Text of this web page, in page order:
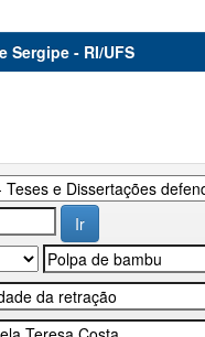
- RI/UFS